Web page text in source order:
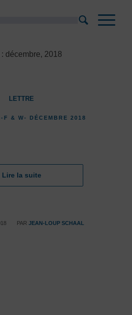
décembre, 2018
LETTRE
F & W- DÉCEMBRE 2018
Lire la suite
PARJEAN-LOUP SCHAAL